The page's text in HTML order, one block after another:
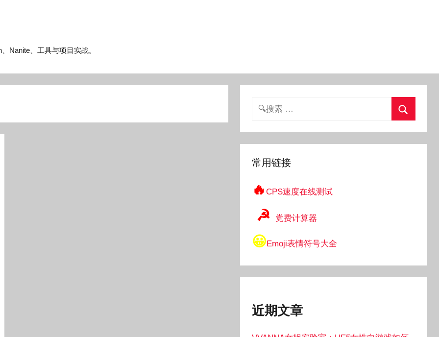
Nanite、工具与项目实战。
搜
常用链接
🔥CPS速度在线测试
☭ 党费计算器
😀Emoji表情符号大全
近期文章